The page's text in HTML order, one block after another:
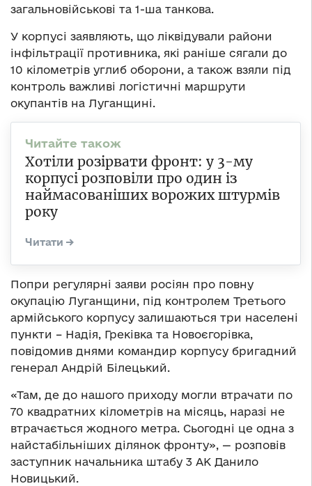
загальновійськові та 1-ша танкова.
У корпусі заявляють, що ліквідували райони
інфільтрації противника, які раніше сягали до
10 кілометрів углиб оборони, а також взяли під
контроль важливі логістичні маршрути
окупантів на Луганщині.
Хотіли розірвати фронт: у 3-му
корпусі розповіли про один із
наймасованіших ворожих штурмів
року
Попри регулярні заяви росіян про повну
окупацію Луганщини, під контролем Третього
армійського корпусу залишаються три населені
пункти – Надія, Греківка та Новоєгорівка,
повідомив днями командир корпусу бригадний
генерал Андрій Білецький.
«Там, де до нашого приходу могли втрачати по
70 квадратних кілометрів на місяць, наразі не
втрачається жодного метра. Сьогодні це одна з
найстабільніших ділянок фронту», — розповів
заступник начальника штабу 3 АК Данило
Новицький.